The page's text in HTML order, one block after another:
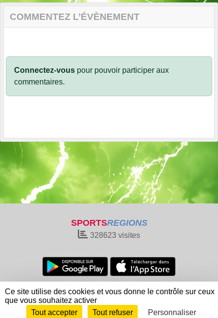
COMMENTEZ L’ÉVÈNEMENT
Connectez-vous pour pouvoir participer aux
commentaires.
SPORTSREGIONS
328623 visites
Charte cookies
Gestion des cookies
Informations légales
Signaler un contenu inapproprié
Envie de participer ?
Connexion
Ce site utilise des cookies et vous donne le contrôle sur ceux
que vous souhaitez activer
Tout accepter
Tout refuser Personnaliser